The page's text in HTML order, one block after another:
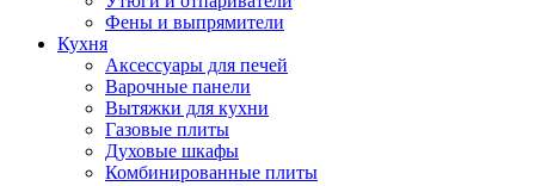
Фены и выпрямители
Кухня
Аксессуары для печей
Варочные панели
Вытяжки для кухни
Газовые плиты
Духовые шкафы
Комбинированные плиты